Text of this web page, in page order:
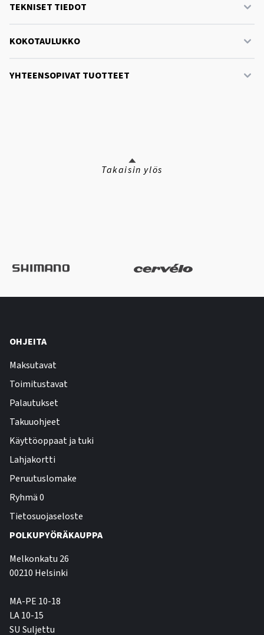
TEKNISET TIEDOT
KOKOTAULUKKO
YHTEENSOPIVAT TUOTTEET
Takaisin ylös
OHJEITA
Maksutavat
Toimitustavat
Palautukset
Takuuohjeet
Käyttöoppaat ja tuki
Lahjakortti
Peruutuslomake
Ryhmä 0
Tietosuojaseloste
POLKUPYÖRÄKAUPPA
Melkonkatu 26
00210 Helsinki
MA-PE 10-18
LA 10-15
SU Suljettu